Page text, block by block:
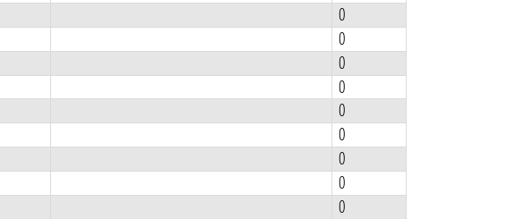
0
0
0
0
0
0
0
0
0